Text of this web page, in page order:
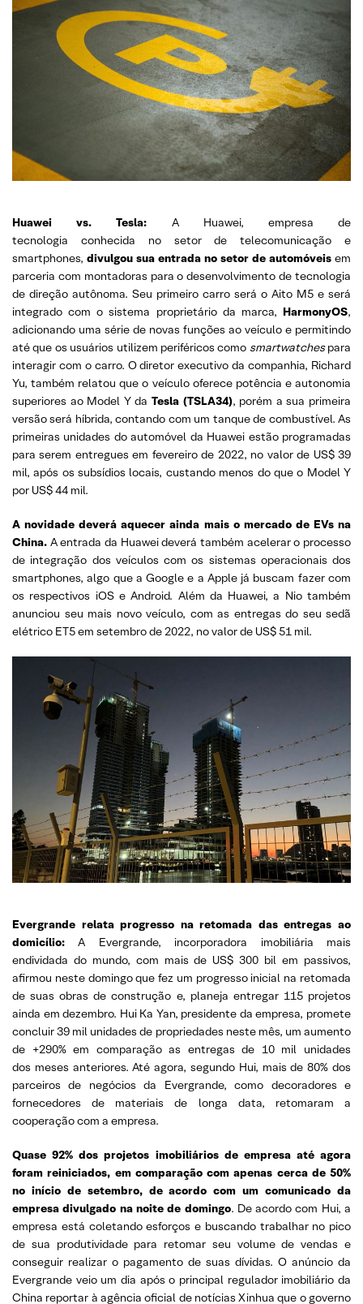
Huawei vs. Tesla: A Huawei, empresa de
tecnologia conhecida no setor de telecomunicação e
smartphones, divulgou sua entrada no setor de automóveis em
parceria com montadoras para o desenvolvimento de tecnologia
de direção autônoma. Seu primeiro carro será o Aito M5 e será
integrado com o sistema proprietário da marca, HarmonyOS,
adicionando uma série de novas funções ao veículo e permitindo
até que os usuários utilizem periféricos como smartwatchespara
interagir com o carro. O diretor executivo da companhia, Richard
Yu, também relatou que o veículo oferece potência e autonomia
superiores ao Model Y da Tesla (TSLA34), porém a sua primeira
versão será híbrida, contando com um tanque de combustível. As
primeiras unidades do automóvel da Huawei estão programadas
para serem entregues em fevereiro de 2022, no valor de US$ 39
mil, após os subsídios locais, custando menos do que o Model Y
por US$ 44 mil.
A novidade deverá aquecer ainda mais o mercado de EVs na
China. A entrada da Huawei deverá também acelerar o processo
de integração dos veículos com os sistemas operacionais dos
smartphones, algo que a Google e a Apple já buscam fazer com
os respectivos iOS e Android. Além da Huawei, a Nio também
anunciou seu mais novo veículo, com as entregas do seu sedã
elétrico ET5 em setembro de 2022, no valor de US$ 51 mil.
Evergrande relata progresso na retomada das entregas ao
domicílio: A Evergrande, incorporadora imobiliária mais
endividada do mundo, com mais de US$ 300 bil em passivos,
afirmou neste domingo que fez um progresso inicial na retomada
de suas obras de construção e, planeja entregar 115 projetos
ainda em dezembro. Hui Ka Yan, presidente da empresa, promete
concluir 39 mil unidades de propriedades neste mês, um aumento
de +290% em comparação as entregas de 10 mil unidades
dos meses anteriores. Até agora, segundo Hui, mais de 80% dos
parceiros de negócios da Evergrande, como decoradores e
fornecedores de materiais de longa data, retomaram a
cooperação com a empresa.
Quase 92% dos projetos imobiliários de empresa até agora
foram reiniciados, em comparação com apenas cerca de 50%
no início de setembro, de acordo com um comunicado da
empresa divulgado na noite de domingo. De acordo com Hui, a
empresa está coletando esforços e buscando trabalhar no pico
de sua produtividade para retomar seu volume de vendas e
conseguir realizar o pagamento de suas dívidas. O anúncio da
Evergrande veio um dia após o principal regulador imobiliário da
China reportar à agência oficial de notícias Xinhua que o governo